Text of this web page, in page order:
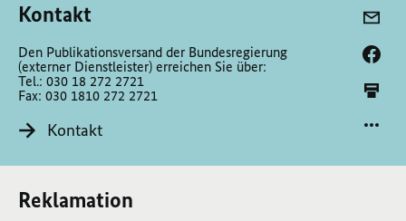
Kontakt
Den Publikationsversand der Bundesregierung
(externer Dienstleister) erreichen Sie über:
Tel.: 030 18 272 2721
Fax: 030 1810 272 2721
Kontakt
Reklamation